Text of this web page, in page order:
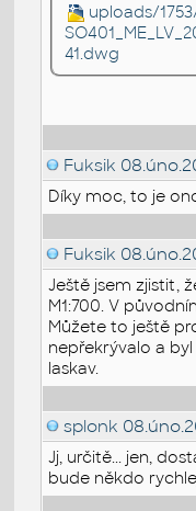
uploads/
41.dwg
Fuksik
Díky moc, to je
Fuksik
Ještě jsem zjistit,
M1:700. V
Můžete to ještě
nepřekrývalo a
laskav.
splonk
Jj, určitě... jen,
bude někdo